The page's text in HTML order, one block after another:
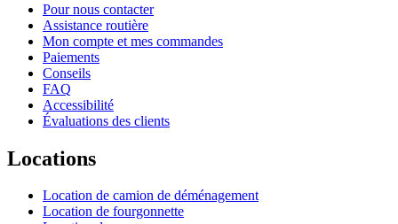
Pour nous contacter
Assistance routière
Mon compte et mes commandes
Paiements
Conseils
FAQ
Accessibilité
Évaluations des clients
Locations
Location de camion de déménagement
Location de fourgonnette